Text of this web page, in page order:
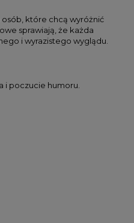
które chcą wyróżnić
sprawiają, że każda
i wyrazistego wyglądu.
i poczucie humoru.